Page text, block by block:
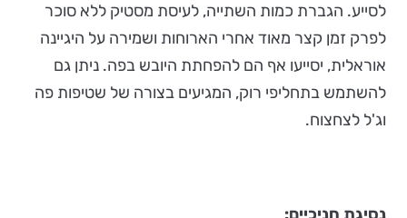
לסייע. הגברת כמות השתייה, לעיסת מסטיק ללא סוכר
לפרק זמן קצר מאוד אחרי הארוחות ושמירה על היגיינה
אוראלית, יסייעו אף הם להפחתת היובש בפה. ניתן גם
להשתמש בתחליפי רוק, המגיעים בצורה של שטיפות פה
וג'ל לצחצוח.